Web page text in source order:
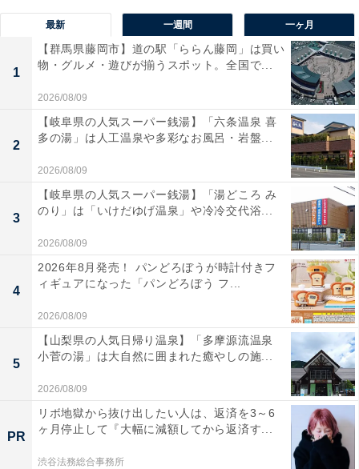
最新 一週間 一ヶ月
1
【群馬県藤岡市】道の駅「ららん藤岡」は買い
物・グルメ・遊びが揃うスポット。全国で...
2026/08/09
2
【岐阜県の人気スーパー銭湯】「六条温泉 喜
多の湯」は人工温泉や多彩なお風呂・岩盤...
2026/08/09
3
【岐阜県の人気スーパー銭湯】「湯どころ み
のり」は「いけだゆげ温泉」や冷冷交代浴...
2026/08/09
4
2026年8月発売！ パンどろぼうが時計付きフ
ィギュアになった「パンどろぼう フ...
2026/08/09
5
【山梨県の人気日帰り温泉】「多摩源流温泉
小菅の湯」は大自然に囲まれた癒やしの施...
2026/08/09
PR
リボ地獄から抜け出したい人は、返済を3～6
ヶ月停止して『大幅に減額してから返済す...
渋谷法務総合事務所